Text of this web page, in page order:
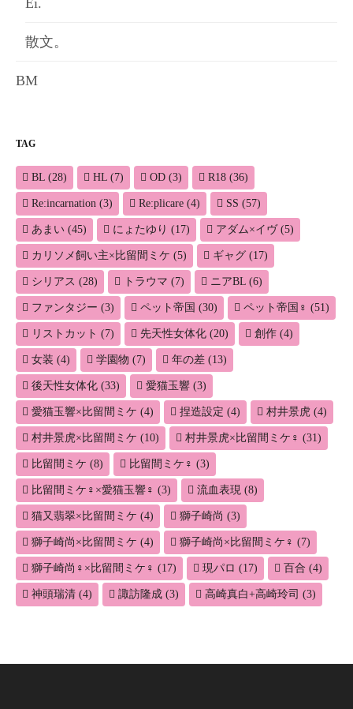
Ei.
散文。
BM
TAG
BL (28) HL (7) OD (3) R18 (36)
Re:incarnation (3) Re:plicare (4) SS (57)
あまい (45) にょたゆり (17) アダム×イヴ(5)
カリソメ飼い主×比留間ミケ (5) ギャグ (17)
シリアス (28) トラウマ (7) ニアBL (6)
ファンタジー (3) ペット帝国 (30) ペット帝国♀ (51)
リストカット (7) 先天性女体化 (20) 創作 (4)
女装 (4) 学園物 (7) 年の差 (13)
後天性女体化 (33) 愛猫玉響 (3)
愛猫玉響×比留間ミケ (4) 捏造設定 (4) 村井景虎 (4)
村井景虎×比留間ミケ (10) 村井景虎×比留間ミケ♀ (31)
比留間ミケ (8) 比留間ミケ♀ (3)
比留間ミケ♀×愛猫玉響♀ (3) 流血表現 (8)
猫又翡翠×比留間ミケ (4) 獅子崎尚 (3)
獅子崎尚×比留間ミケ (4) 獅子崎尚×比留間ミケ♀ (7)
獅子崎尚♀×比留間ミケ♀ (17) 現パロ (17) 百合 (4)
神頭瑞清 (4) 諏訪隆成 (3) 高崎真白+高崎玲司 (3)